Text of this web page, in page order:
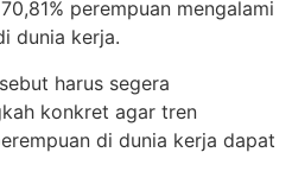
perempuan mengalami
dunia kerja.
harus segera
konkret agar tren
di dunia kerja dapat